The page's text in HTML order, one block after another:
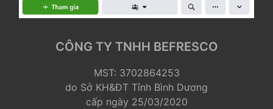
CÔNG TY TNHH BEFRESCO
MST: 3702864253
do Sở KH&ĐT Tỉnh Bình Dương
cấp ngày 25/03/2020